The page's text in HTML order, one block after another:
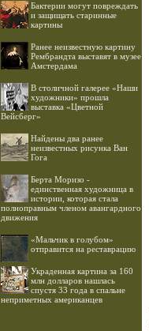
Бактерии могут повреждать
и защищать старинные
картины
Ранее неизвестную картину
Рембрандта выставят в музее
Амстердама
В столичной галерее «Наши
художники» прошла
выставка «Цветной
Вейсберг»
Найдены два ранее
неизвестных рисунка Ван
Гога
Берта Моризо -
единственная художница в
истории, которая стала
полноправным членом авангардного
движения
«Мальчик в голубом»
отправится на реставрацию
Украденная картина за 160
млн долларов нашлась
спустя 33 года в спальне
неприметных американцев